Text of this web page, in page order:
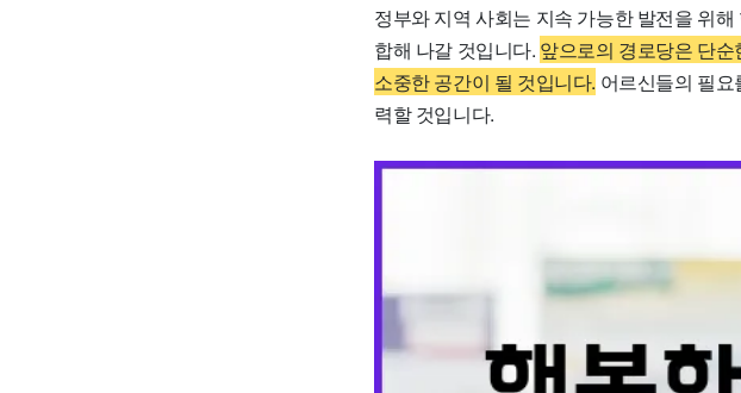
정부와 지역 사회는 지속 가능한 발전을 위
합해 나갈 것입니다. 앞으로의 경로당은 단
소중한 공간이 될 것입니다. 어르신들의 필
력할 것입니다.